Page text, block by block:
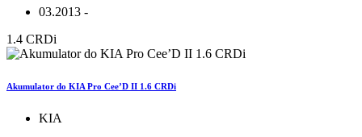
03.2013 -
1.4 CRDi
Akumulator do KIA Pro Cee’D II 1.6 CRDi
KIA